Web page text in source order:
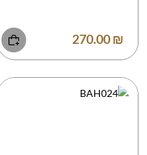
₪ 270.00